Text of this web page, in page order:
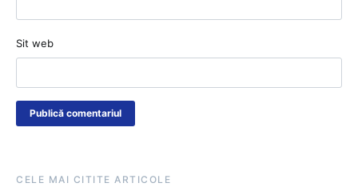
Sit web
CELE MAI CITITE ARTICOLE